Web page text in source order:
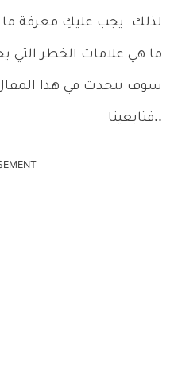
لذلك يجب عليكِ معرفة ما
ما هي علامات الخطر التي
سوف نتحدث في هذا
..فتابعينا